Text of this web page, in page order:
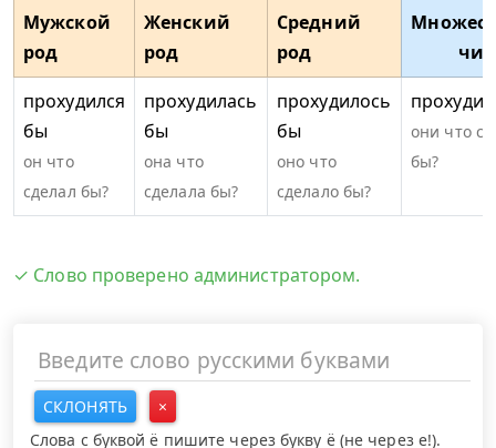
Мужской
род
Женский
род
Средний
род
прохудился
бы
он что
сделал бы?
прохудилась
бы
она что
сделала бы?
прохудилось
бы
оно что
сделало бы?
они что
бы?
✓ Слово проверено администратором.
СКЛОНЯТЬ
×
Слова с буквой ё пишите через букву ё (не через е!).